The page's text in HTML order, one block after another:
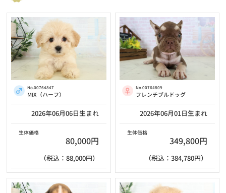
No.00764847
MIX（ハーフ）
2026年06月06日生まれ
生体価格
80,000円
（税込：88,000円）
No.00764809
フレンチブルドッグ
2026年06月01日生まれ
生体価格
349,800円
（税込：384,780円）